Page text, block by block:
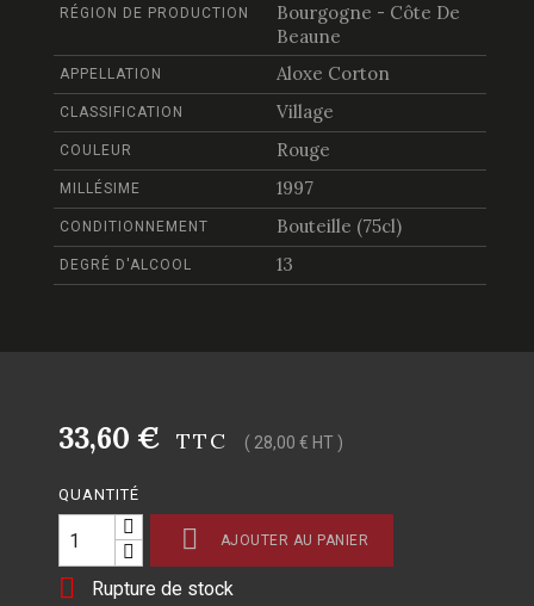
RÉGION DE PRODUCTION
Bourgogne - Côte De
Beaune
APPELLATION Aloxe Corton
CLASSIFICATION Village
COULEUR Rouge
MILLÉSIME 1997
CONDITIONNEMENT Bouteille (75cl)
DEGRÉ D'ALCOOL 13
33,60 € TTC ( 28,00 € HT )
QUANTITÉ
 AJOUTER AU PANIER
 Rupture de stock